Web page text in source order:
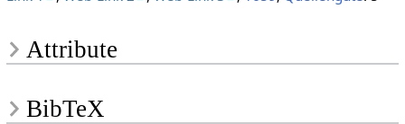
Attribute
BibTeX